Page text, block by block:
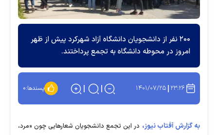
۲۰۰ نفر از دانشجویان دانشگاه آزاد شهرکرد پیش از ظهر
امروز در محوطه دانشگاه به تجمع پرداختند.
۲۳:۲۶ ۱۴۰۱/۰۷/۲۵ پسندها:۰
به گزارش آفتاب نیوز، در این تجمع دانشجویان شعارهایی چون «مرد،